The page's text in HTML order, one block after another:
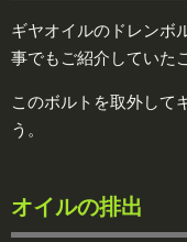
ギヤオイルのドレンボ
事でもご紹介していた
このボルトを取外して
う。
オイルの排出